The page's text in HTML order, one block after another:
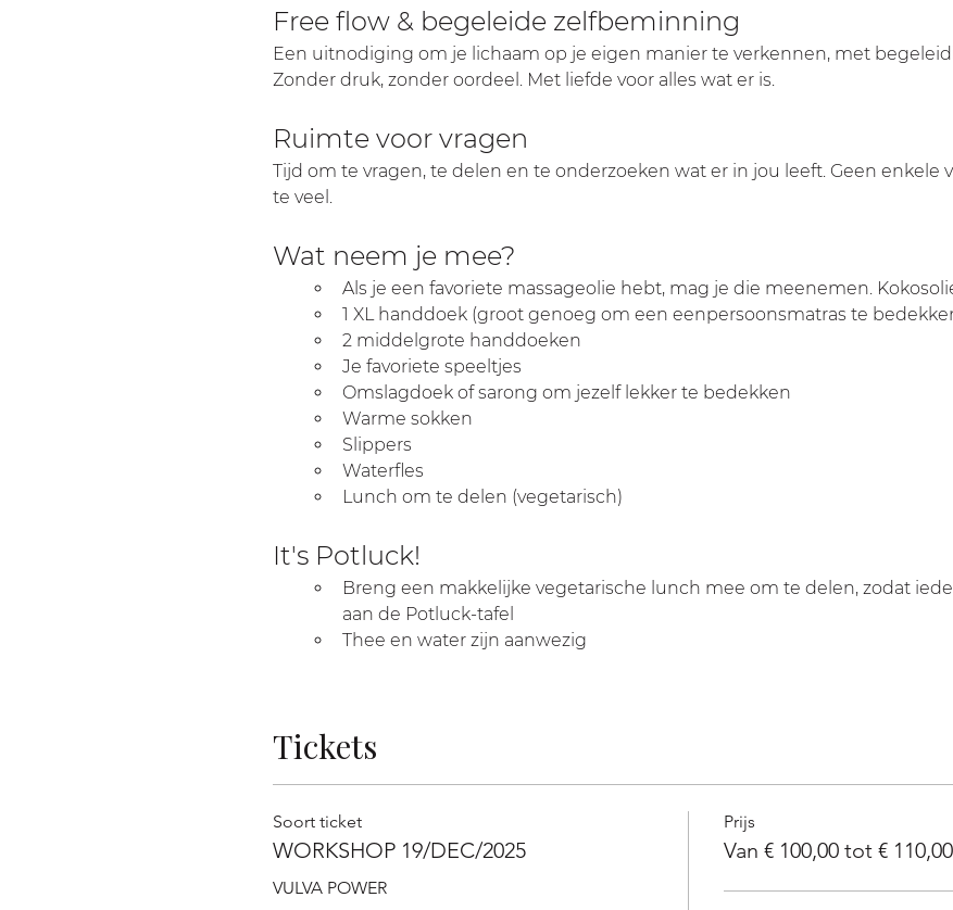
Free flow & begeleide zelfbeminning
Een uitnodiging om je lichaam op je eigen manier te verkennen, met
Zonder druk, zonder oordeel. Met liefde voor alles wat er is.
Ruimte voor vragen
Tijd om te vragen, te delen en te onderzoeken wat er in jou leeft. Geen enkele
te veel.
Wat neem je mee?
Als je een favoriete massageolie hebt, mag je die meenemen.
1 XL handdoek (groot genoeg om een eenpersoonsmatras te
2 middelgrote handdoeken
Je favoriete speeltjes
Omslagdoek of sarong om jezelf lekker te bedekken
Warme sokken
Slippers
Waterfles
Lunch om te delen (vegetarisch)
It's Potluck!
Breng een makkelijke vegetarische lunch mee om te delen, zodat
aan de Potluck-tafel
Thee en water zijn aanwezig
Tickets
Soort ticket
WORKSHOP 19/DEC/2025
VULVA POWER
Prijs
Van € 100,00 tot € 110,00